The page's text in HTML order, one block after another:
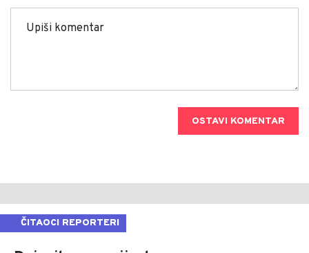
OSTAVI KOMENTAR
ČITAOCI REPORTERI